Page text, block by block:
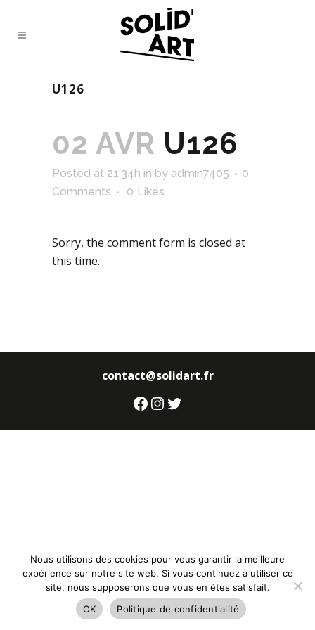
U126
02 AVR U126
Posted at 21:34h in by admin7405
0
Comments
0 Likes
Sorry, the comment form is closed at
this time.
contact@solidart.fr
Facebook
Instagram
Twitter
Nous utilisons des cookies pour vous garantir la meilleure
expérience sur notre site web. Si vous continuez à utiliser ce
site, nous supposerons que vous en êtes satisfait.
OK
Politique de confidentialité